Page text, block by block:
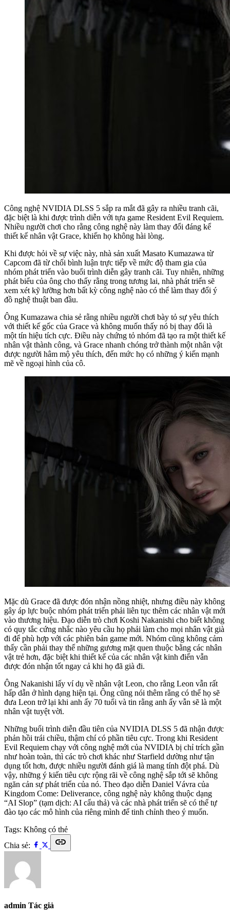
Công nghệ NVIDIA DLSS 5 sắp ra mắt đã gây ra nhiều tranh cãi,
đặc biệt là khi được trình diễn với tựa game Resident Evil Requiem.
Nhiều người chơi cho rằng công nghệ này làm thay đổi đáng kể
thiết kế nhân vật Grace, khiến họ không hài lòng.
Khi được hỏi về sự việc này, nhà sản xuất Masato Kumazawa từ
Capcom đã từ chối bình luận trực tiếp về mức độ tham gia của
nhóm phát triển vào buổi trình diễn gây tranh cãi. Tuy nhiên, những
phát biểu của ông cho thấy rằng trong tương lai, nhà phát triển sẽ
xem xét kỹ lưỡng hơn bất kỳ công nghệ nào có thể làm thay đổi ý
đồ nghệ thuật ban đầu.
Ông Kumazawa chia sẻ rằng nhiều người chơi bày tỏ sự yêu thích
với thiết kế gốc của Grace và không muốn thấy nó bị thay đổi là
một tín hiệu tích cực. Điều này chứng tỏ nhóm đã tạo ra một thiết kế
nhân vật thành công, và Grace nhanh chóng trở thành một nhân vật
được người hâm mộ yêu thích, đến mức họ có những ý kiến mạnh
mẽ về ngoại hình của cô.
Mặc dù Grace đã được đón nhận nồng nhiệt, nhưng điều này không
gây áp lực buộc nhóm phát triển phải liên tục thêm các nhân vật mới
vào thương hiệu. Đạo diễn trò chơi Koshi Nakanishi cho biết không
có quy tắc cứng nhắc nào yêu cầu họ phải làm cho mọi nhân vật già
đi để phù hợp với các phiên bản game mới. Nhóm cũng không cảm
thấy cần phải thay thế những gương mặt quen thuộc bằng các nhân
vật trẻ hơn, đặc biệt khi thiết kế của các nhân vật kinh điển vẫn
được đón nhận tốt ngay cả khi họ đã già đi.
Ông Nakanishi lấy ví dụ về nhân vật Leon, cho rằng Leon vẫn rất
hấp dẫn ở hình dạng hiện tại. Ông cũng nói thêm rằng có thể họ sẽ
đưa Leon trở lại khi anh ấy 70 tuổi và tin rằng anh ấy vẫn sẽ là một
nhân vật tuyệt vời.
Những buổi trình diễn đầu tiên của NVIDIA DLSS 5 đã nhận được
phản hồi trái chiều, thậm chí có phần tiêu cực. Trong khi Resident
Evil Requiem chạy với công nghệ mới của NVIDIA bị chỉ trích gần
như hoàn toàn, thì các trò chơi khác như Starfield dường như tận
dụng tốt hơn, được nhiều người đánh giá là mang tính đột phá. Dù
vậy, những ý kiến tiêu cực rộng rãi về công nghệ sắp tới sẽ không
ngăn cản sự phát triển của nó. Theo đạo diễn Daniel Vávra của
Kingdom Come: Deliverance, công nghệ này không thuộc dạng
“AI Slop” (tạm dịch: AI cẩu thả) và các nhà phát triển sẽ có thể tự
đào tạo các mô hình của riêng mình để tinh chỉnh theo ý muốn.
Tags: Không có thẻ
Chia sẻ:
link
admin Tác giả